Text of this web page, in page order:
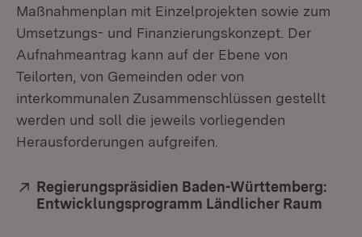
Maßnahmenplan mit Einzelprojekten sowie zum
Umsetzungs- und Finanzierungskonzept. Der
Aufnahmeantrag kann auf der Ebene von
Teilorten, von Gemeinden oder von
interkommunalen Zusammenschlüssen gestellt
werden und soll die jeweils vorliegenden
Herausforderungen aufgreifen.
Extern:
Regierungspräsidien Baden-Württemberg:
Entwicklungsprogramm Ländlicher Raum